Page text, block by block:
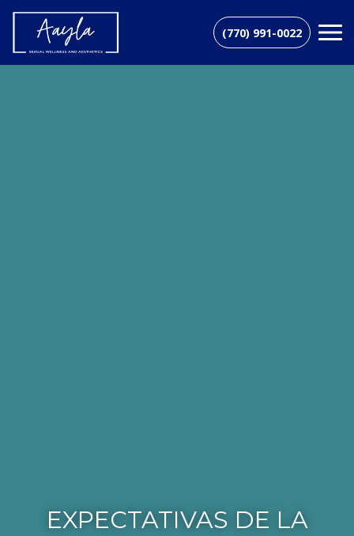
(770) 991-0022
EXPECTATIVAS DE LA